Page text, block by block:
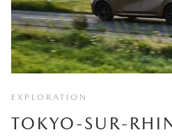
EXPLORATION
TOKYO-SUR-